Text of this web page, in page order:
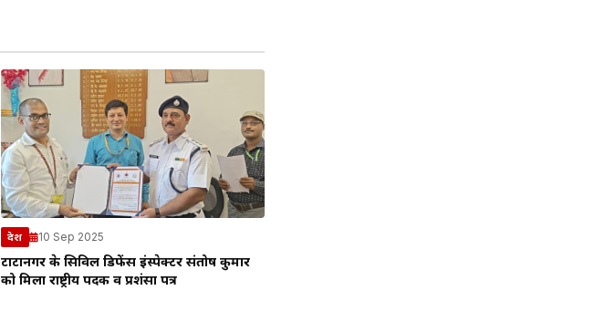
देश 10 Sep 2025
टाटानगर के सिविल डिफेंस इंस्पेक्टर संतोष कुमार
को मिला राष्ट्रीय पदक व प्रशंसा पत्र